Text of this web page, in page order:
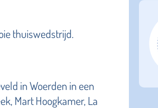
thuiswedstrijd.
in Woerden in een
Mart Hoogkamer, La